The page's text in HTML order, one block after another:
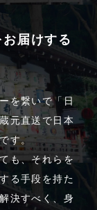
届けする
を繋いで「日
元直送で日本
す。
も、それらを
る手段を持た
決すべく、身